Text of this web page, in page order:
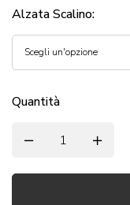
Alzata Scalino:
Quantità